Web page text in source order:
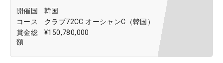
開催国
韓国
コース
クラブ72CC オーシャンC（韓国）
賞金総
額
¥150,780,000